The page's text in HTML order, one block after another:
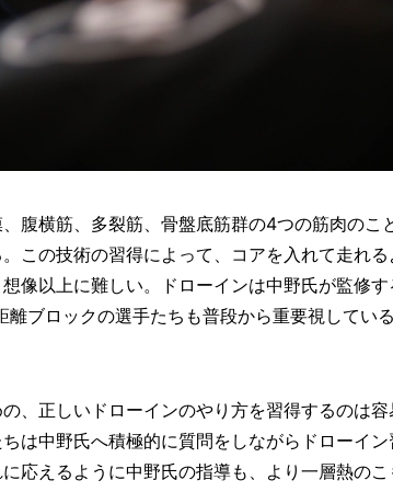
腹横筋、多裂筋、骨盤底筋群の4つの筋肉のこ
この技術の習得によって、コアを入れて走れ
像以上に難しい。ドローインは中野氏が監修す
離ブロックの選手たちも普段から重要視してい
、正しいドローインのやり方を習得するのは容
は中野氏へ積極的に質問をしながらドローイ
応えるように中野氏の指導も、より一層熱のこ